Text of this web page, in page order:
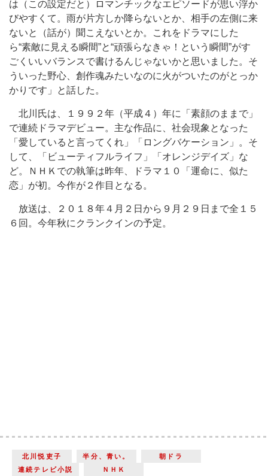
は（この設定だと）ロマンチックなエピソードが思い浮か
びやすくて。雨が片方しか降らないとか、相手の左側に来
ないと（話が）聞こえないとか。これをドラマにした
ら“素敵に見える瞬間”と“頑張らなきゃ！という瞬間”がす
ごくいいバランスで書けるんじゃないかと思いました。そ
ういった野心、創作魂みたいなのに火がついたのがとっか
かりです」と話した。
北川氏は、１９９２年（平成４）年に「素顔のままで」
で連続ドラマデビュー。主な作品に、社会現象となった
「愛していると言ってくれ」「ロングバケーション」。そ
して、「ビューティフルライフ」「オレンジデイズ」な
ど。ＮＨＫでの執筆は昨年、ドラマ１０「運命に、似た
恋」が初。今作が２作目となる。
放送は、２０１８年４月２日から９月２９日まで全１５
６回。今年秋にクランクインの予定。
北川悦吏子 半分、青い。
朝ドラ
連続テレビ小説
ＮＨＫ